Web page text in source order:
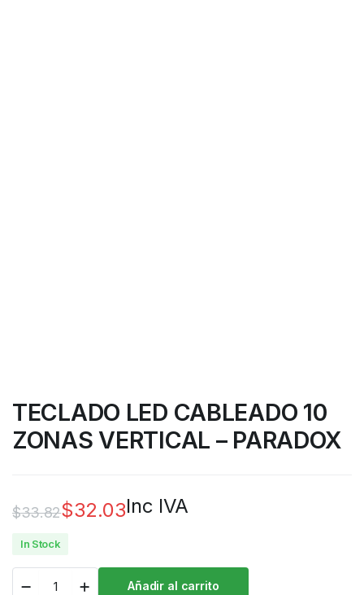
TECLADO LED CABLEADO 10
ZONAS VERTICAL – PARADOX
$33.82$32.03Inc IVA
In Stock
Añadir al carrito